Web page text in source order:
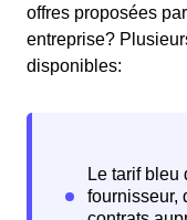
offres proposées
entreprise?
disponibles: